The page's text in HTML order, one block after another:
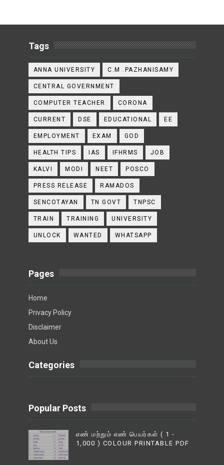
Tags
ANNA UNIVERSITY C.M .PAZHANISAMY
CENTRAL GOVERNMENT
COMPUTER TEACHER CORONA
CURRENT DSE EDUCATIONAL EE
EMPLOYMENT EXAM GOD
HEALTH TIPS IAS IFHRMS JOB
KALVI MODI NEET POSCO
PRESS RELEASE RAMADOS
SENCOTAYAN TN GOVT TNPSC
TRAIN TRAINING UNIVERSITY
UNLOCK WANTED WHATSAPP
Pages
Home
Privacy Policy
Disclaimer
About Us
Categories
Popular Posts
எண் மற்றும் எண் பெயர்கள் ( 1 -
1,000 ) COLOUR PRINTABLE PDF